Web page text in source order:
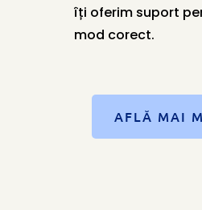
îți oferim suport
mod corect.
AFLĂ MAI